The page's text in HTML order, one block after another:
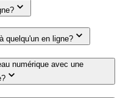
quelqu'un en ligne?
numérique avec une